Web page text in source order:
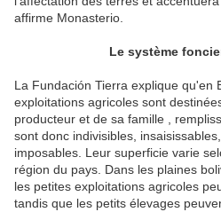
affirme Monasterio.
Le système
La Fundación Tierra explique qu'en
exploitations agricoles sont
producteur et de sa famille ,
sont donc indivisibles,
imposables. Leur superficie varie
région du pays. Dans les plaines
les petites exploitations agricoles
tandis que les petits élevages